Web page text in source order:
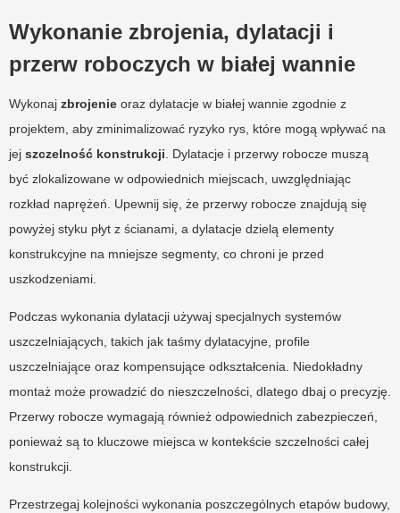
Wykonanie zbrojenia, dylatacji i
przerw roboczych w białej wannie
Wykonaj zbrojenie oraz dylatacje w białej wannie zgodnie z
projektem, aby zminimalizować ryzyko rys, które mogą wpływać na
jej szczelność konstrukcji. Dylatacje i przerwy robocze muszą
być zlokalizowane w odpowiednich miejscach, uwzględniając
rozkład naprężeń. Upewnij się, że przerwy robocze znajdują się
powyżej styku płyt z ścianami, a dylatacje dzielą elementy
konstrukcyjne na mniejsze segmenty, co chroni je przed
uszkodzeniami.
Podczas wykonania dylatacji używaj specjalnych systemów
uszczelniających, takich jak taśmy dylatacyjne, profile
uszczelniające oraz kompensujące odkształcenia. Niedokładny
montaż może prowadzić do nieszczelności, dlatego dbaj o precyzję.
Przerwy robocze wymagają również odpowiednich zabezpieczeń,
ponieważ są to kluczowe miejsca w kontekście szczelności całej
konstrukcji.
Przestrzegaj kolejności wykonania poszczególnych etapów budowy,